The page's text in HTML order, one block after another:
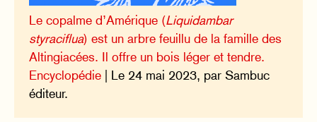
Le copalme d’Amérique (Liquidambar
styraciflua) est un arbre feuillu de la famille des
Altingiacées. Il offre un bois léger et tendre.
Encyclopédie | Le 24 mai 2023, par Sambuc
éditeur.